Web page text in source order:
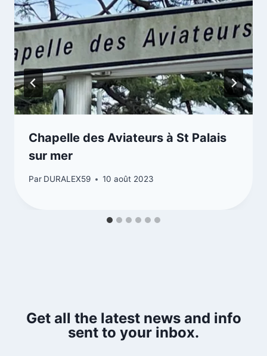
Chapelle des Aviateurs à St Palais
sur mer
Par DURALEX59 10 août 2023
Get all the latest news and info
sent to your inbox.